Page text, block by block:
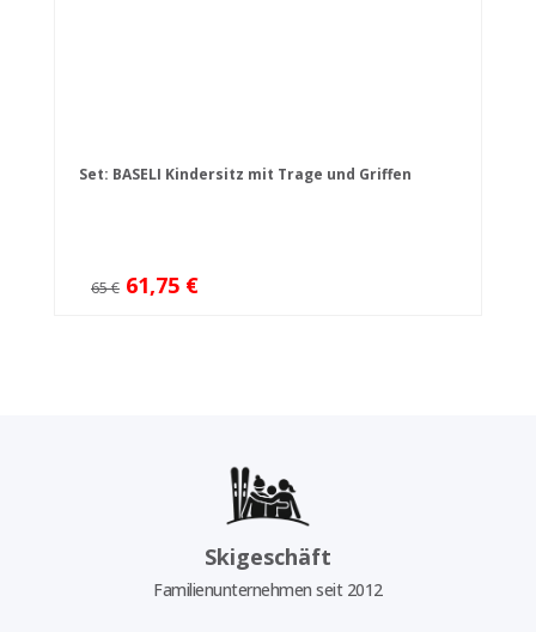
Set: BASELI Kindersitz mit Trage und Griffen
65 € 61,75 €
Skigeschäft
Familienunternehmen seit 2012